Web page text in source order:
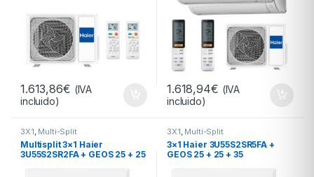
1.613,86€ (IVA
incluido)
1.618,94€ (IVA
incluido)
3X1, Multi-Split
Multisplit 3×1 Haier
3U55S2SR2FA + GEOS 25 + 25
3X1, Multi-Split
3×1 Haier 3U55S2SR5FA +
GEOS 25 + 25 + 35